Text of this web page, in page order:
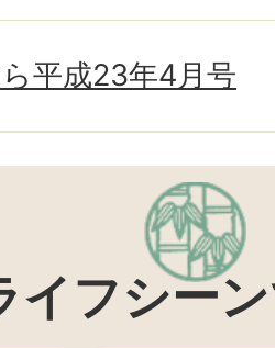
平成23年4月号
イフシー